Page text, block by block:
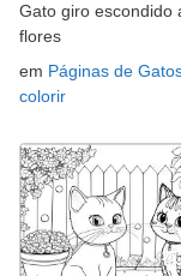
Gato giro escondido
flores
em Páginas de
colorir